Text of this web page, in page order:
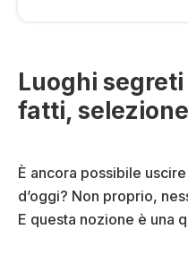
Luoghi
fatti,
È ancora possibile
d’oggi? Non proprio,
E questa nozione è una